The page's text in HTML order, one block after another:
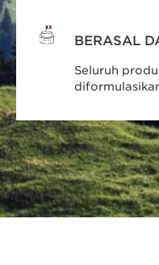
BERASAL
Seluruh